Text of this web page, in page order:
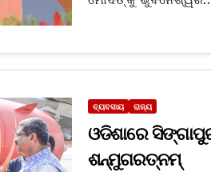
ବ୍ୟବସାୟ ରାଜ୍ୟ
ଓଡିଶାରେ
ଶନ୍ମୁଗରତ୍ନମ୍‌